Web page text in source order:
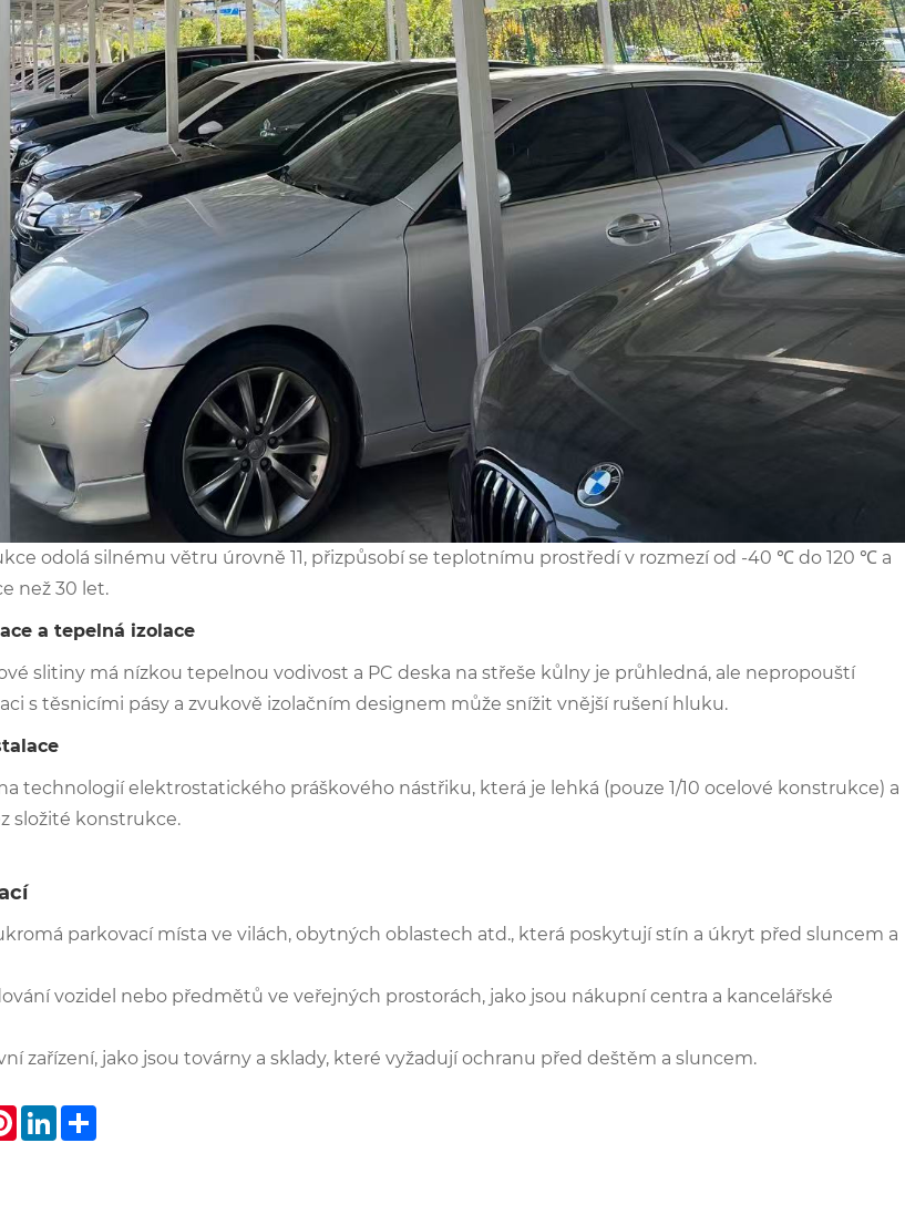
odolá silnému větru úrovně 11, přizpůsobí se teplotnímu prostředí v rozmezí od -40 ℃ do 120 ℃ a
než 30 let.
a tepelná izolace
slitiny má nízkou tepelnou vodivost a PC deska na střeše kůlny je průhledná, ale nepropouští
s těsnicími pásy a zvukově izolačním designem může snížit vnější rušení hluku.
technologií elektrostatického práškového nástřiku, která je lehká (pouze 1/10 ocelové konstrukce) a
složité konstrukce.
parkovací místa ve vilách, obytných oblastech atd., která poskytují stín a úkryt před sluncem a
vozidel nebo předmětů ve veřejných prostorách, jako jsou nákupní centra a kancelářské
zařízení, jako jsou továrny a sklady, které vyžadují ochranu před deštěm a sluncem.
Pinterest
LinkedIn